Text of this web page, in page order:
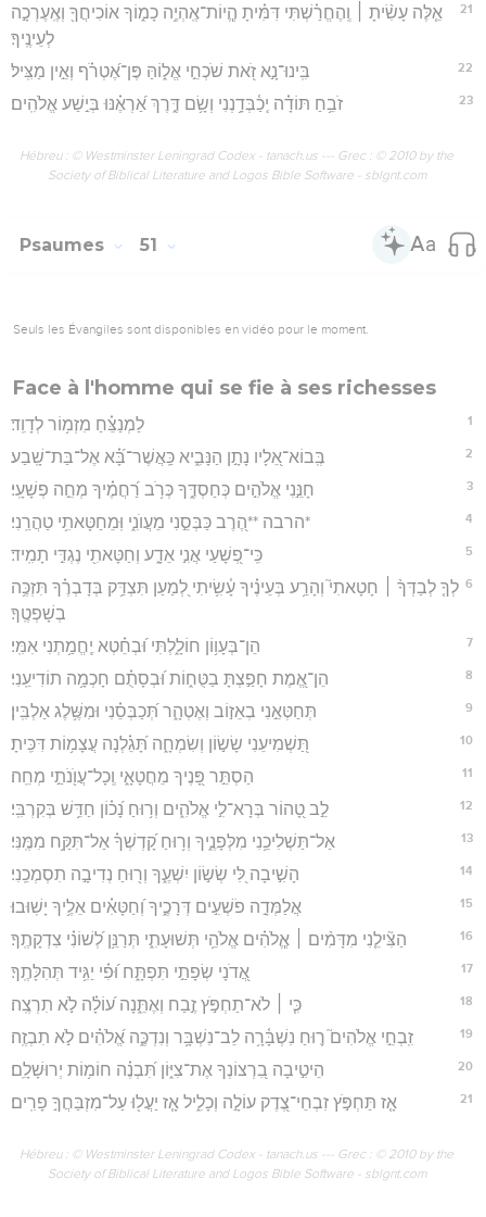
21
אֵ֤לֶּה עָשִׂ֨יתָ ׀ וְֽהֶחֱרַ֗שְׁתִּי דִּמִּ֗יתָ הֱֽיוֹת־אֶֽהְיֶ֥ה כָמ֑וֹךָ אוֹכִיחֲךָ֖ וְאֶֽעֶרְכָ֣ה
לְעֵינֶֽיךָ׃
22 בִּֽינוּ־נָ֣א זֹ֭את שֹׁכְחֵ֣י אֱל֑וֹהַּ פֶּן־אֶ֝טְרֹ֗ף וְאֵ֣ין מַצִּֽיל׃
23 זֹבֵ֥חַ תּוֹדָ֗ה יְֽכַ֫בְּדָ֥נְנִי וְשָׂ֥ם דֶּ֑רֶךְ אַ֝רְאֶ֗נּוּ בְּיֵ֣שַׁע אֱלֹהִֽים׃
Hébreu : © Westminster Leningrad Codex - tanach.us --- Grec : © 2010 by the
Society of Biblical Literature and Logos Bible Software - sblgnt.com
Psaumes 51
Seuls les Évangiles sont disponibles en vidéo pour le moment.
Face à l'homme qui se fie à ses richesses
1 לַמְנַצֵּ֗חַ מִזְמ֥וֹר לְדָוִֽד׃
2 בְּֽבוֹא־אֵ֭לָיו נָתָ֣ן הַנָּבִ֑יא כַּֽאֲשֶׁר־בָּ֝֗א אֶל־בַּת־שָֽׁבַע׃
3 חָנֵּ֣נִי אֱלֹהִ֣ים כְּחַסְדֶּ֑ךָ כְּרֹ֥ב רַ֝חֲמֶ֗יךָ מְחֵ֣ה פְשָׁעָֽי׃
4 *הרבה **הֶ֭רֶב כַּבְּסֵ֣נִי מֵעֲוֺנִ֑י וּֽמֵחַטָּאתִ֥י טַהֲרֵֽנִי׃
5 כִּֽי־פְ֭שָׁעַי אֲנִ֣י אֵדָ֑ע וְחַטָּאתִ֖י נֶגְדִּ֣י תָמִֽיד׃
6 לְךָ֤ לְבַדְּךָ֨ ׀ חָטָאתִי֮ וְהָרַ֥ע בְּעֵינֶ֗יךָ עָ֫שִׂ֥יתִי לְ֭מַעַן תִּצְדַּ֥ק בְּדָבְרֶ֗ךָ תִּזְכֶּ֥ה
בְשָׁפְטֶֽךָ׃
7 הֵן־בְּעָו֥וֹן חוֹלָ֑לְתִּי וּ֝בְחֵ֗טְא יֶֽחֱמַ֥תְנִי אִמִּֽי׃
8 הֵן־אֱ֭מֶת חָפַ֣צְתָּ בַטֻּח֑וֹת וּ֝בְסָתֻ֗ם חָכְמָ֥ה תוֹדִיעֵֽנִי׃
9 תְּחַטְּאֵ֣נִי בְאֵז֣וֹב וְאֶטְהָ֑ר תְּ֝כַבְּסֵ֗נִי וּמִשֶּׁ֥לֶג אַלְבִּֽין׃
10 תַּ֭שְׁמִיעֵנִי שָׂשׂ֣וֹן וְשִׂמְחָ֑ה תָּ֝גֵ֗לְנָה עֲצָמ֥וֹת דִּכִּֽיתָ׃
11 הַסְתֵּ֣ר פָּ֭נֶיךָ מֵחֲטָאָ֑י וְֽכָל־עֲוֺ֖נֹתַ֣י מְחֵֽה׃
12 לֵ֣ב טָ֭הוֹר בְּרָא־לִ֣י אֱלֹהִ֑ים וְר֥וּחַ נָ֝כ֗וֹן חַדֵּ֥שׁ בְּקִרְבִּֽי׃
13 אַל־תַּשְׁלִיכֵ֥נִי מִלְּפָנֶ֑יךָ וְר֥וּחַ קָ֝דְשְׁךָ֗ אַל־תִּקַּ֥ח מִמֶּֽנִּי׃
14 הָשִׁ֣יבָה לִּ֭י שְׂשׂ֣וֹן יִשְׁעֶ֑ךָ וְר֖וּחַ נְדִיבָ֣ה תִסְמְכֵֽנִי׃
15 אֲלַמְּדָ֣ה פֹשְׁעִ֣ים דְּרָכֶ֑יךָ וְ֝חַטָּאִ֗ים אֵלֶ֥יךָ יָשֽׁוּבוּ׃
16 הַצִּ֘ילֵ֤נִי מִדָּמִ֨ים ׀ אֱ‍ֽלֹהִ֗ים אֱלֹהֵ֥י תְּשׁוּעָתִ֑י תְּרַנֵּ֥ן לְ֝שׁוֹנִ֗י צִדְקָתֶֽךָ׃
17 אֲ֭דֹנָי שְׂפָתַ֣י תִּפְתָּ֑ח וּ֝פִ֗י יַגִּ֥יד תְּהִלָּתֶֽךָ׃
18 כִּ֤י ׀ לֹא־תַחְפֹּ֣ץ זֶ֣בַח וְאֶתֵּ֑נָה ע֝וֹלָ֗ה לֹ֣א תִרְצֶֽה׃
19 זִֽבְחֵ֣י אֱלֹהִים֮ ר֪וּחַ נִשְׁבָּ֫רָ֥ה לֵב־נִשְׁבָּ֥ר וְנִדְכֶּ֑ה אֱ֝לֹהִ֗ים לֹ֣א תִבְזֶֽה׃
20 הֵיטִ֣יבָה בִ֭רְצוֹנְךָ אֶת־צִיּ֑וֹן תִּ֝בְנֶ֗ה חוֹמ֥וֹת יְרוּשָׁלִָֽם׃
21 אָ֤ז תַּחְפֹּ֣ץ זִבְחֵי־צֶ֭דֶק עוֹלָ֣ה וְכָלִ֑יל אָ֤ז יַעֲל֖וּ עַל־מִזְבַּחֲךָ֣ פָרִֽים׃
Hébreu : © Westminster Leningrad Codex - tanach.us --- Grec : © 2010 by the
Society of Biblical Literature and Logos Bible Software - sblgnt.com